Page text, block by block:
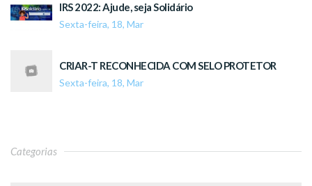
IRS 2022: Ajude, seja Solidário
Sexta-feira, 18, Mar
CRIAR-T RECONHECIDA COM SELO PROTETOR
Sexta-feira, 18, Mar
Categorias